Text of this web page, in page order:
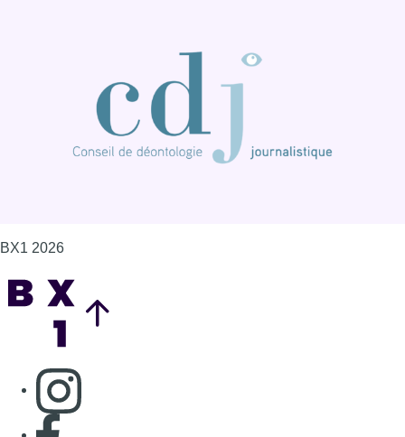
BX1 2026
Consulter page Instagram
Consulter page Facebook